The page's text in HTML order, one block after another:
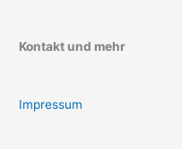
Kontakt und mehr
Impressum